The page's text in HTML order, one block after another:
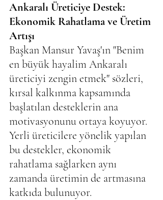
Ankaralı Üreticiye Destek:
Ekonomik Rahatlama ve Üretim
Artışı
Başkan Mansur Yavaş'ın "Benim
en büyük hayalim Ankaralı
üreticiyi zengin etmek" sözleri,
kırsal kalkınma kapsamında
başlatılan desteklerin ana
motivasyonunu ortaya koyuyor.
Yerli üreticilere yönelik yapılan
bu destekler, ekonomik
rahatlama sağlarken aynı
zamanda üretimin de artmasına
katkıda bulunuyor.